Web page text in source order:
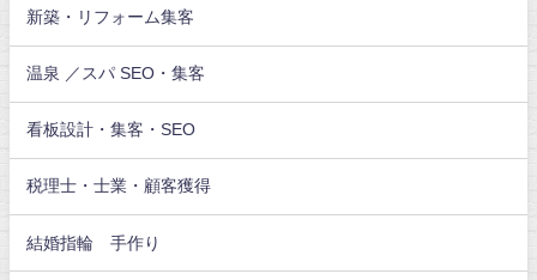
新築・リフォーム集客
温泉 ／スパ SEO・集客
看板設計・集客・SEO
税理士・士業・顧客獲得
結婚指輪 手作り